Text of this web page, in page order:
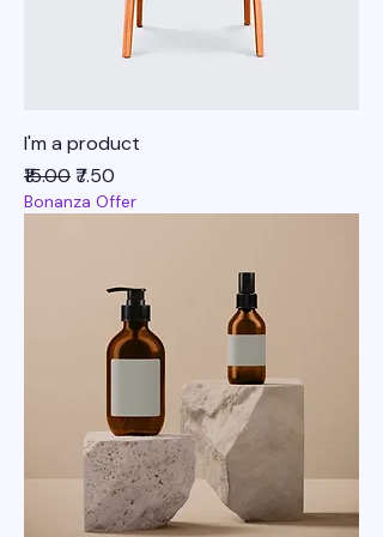
I'm a product
नियमित मूल्य
₹15.00बिक्री मूल्य
₹7.50
Bonanza Offer